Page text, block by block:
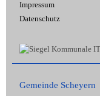
Impressum
Datenschutz
Gemeinde Scheyern